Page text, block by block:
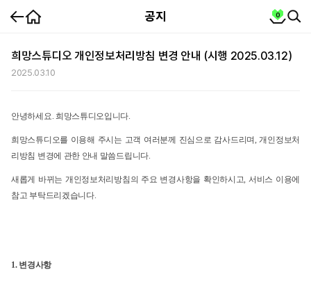
뒤
홈 공지 cart
0
희망스튜디오 개인정보처리방침 변경 안내 (시행 2025.03.12)
2025.03.10
안녕하세요. 희망스튜디오입니다.
희망스튜디오를 이용해 주시는 고객 여러분께 진심으로 감사드리며, 개인정보처
리방침 변경에 관한 안내 말씀드립니다.
새롭게 바뀌는 개인정보처리방침의 주요 변경사항을 확인하시고, 서비스 이용에
참고 부탁드리겠습니다.
1. 변경사항